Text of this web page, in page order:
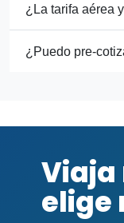
¿La tarifa aérea
¿Puedo pre-
Viaja
elige